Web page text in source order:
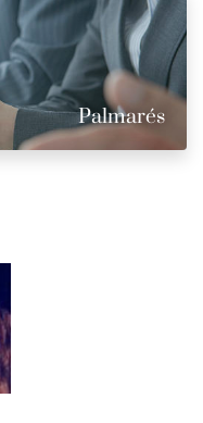
Palmarés